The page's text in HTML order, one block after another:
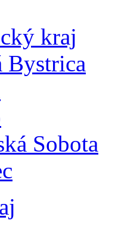
kraj
Bystrica
Sobota